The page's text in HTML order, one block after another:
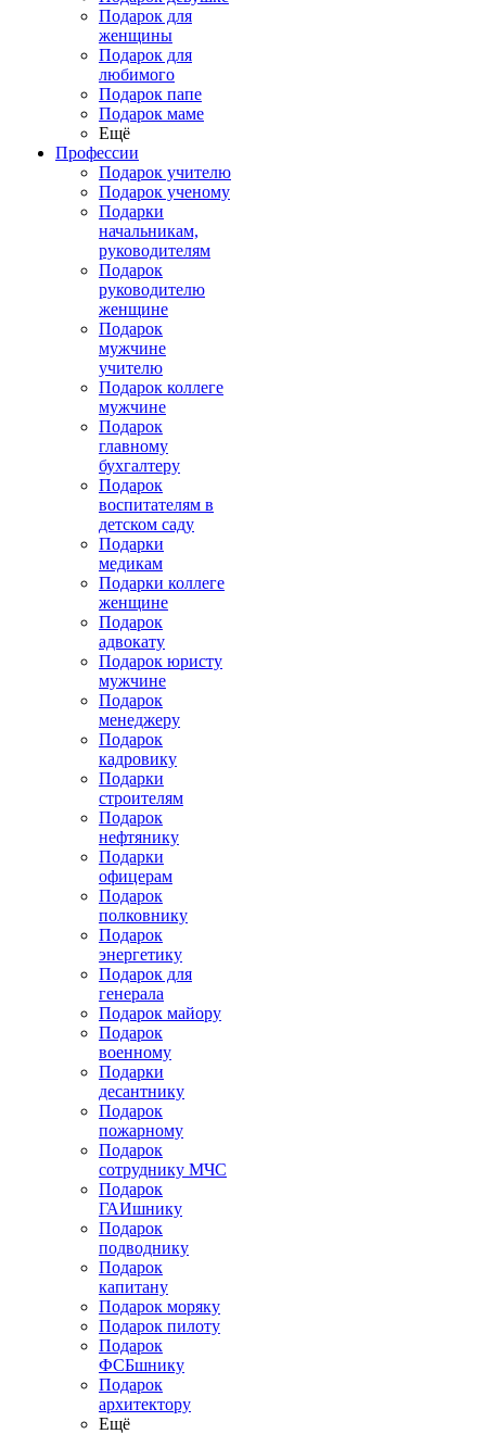
Подарок для
женщины
Подарок для
любимого
Подарок папе
Подарок маме
Ещё
Профессии
Подарок учителю
Подарок ученому
Подарки
начальникам,
руководителям
Подарок
руководителю
женщине
Подарок
мужчине
учителю
Подарок коллеге
мужчине
Подарок
главному
бухгалтеру
Подарок
воспитателям в
детском саду
Подарки
медикам
Подарки коллеге
женщине
Подарок
адвокату
Подарок юристу
мужчине
Подарок
менеджеру
Подарок
кадровику
Подарки
строителям
Подарок
нефтянику
Подарки
офицерам
Подарок
полковнику
Подарок
энергетику
Подарок для
генерала
Подарок майору
Подарок
военному
Подарки
десантнику
Подарок
пожарному
Подарок
сотруднику МЧС
Подарок
ГАИшнику
Подарок
подводнику
Подарок
капитану
Подарок моряку
Подарок пилоту
Подарок
ФСБшнику
Подарок
архитектору
Ещё